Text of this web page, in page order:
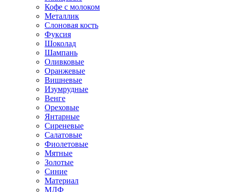
Кофе с молоком
Металлик
Слоновая кость
Фуксия
Шоколад
Шампань
Оливковые
Оранжевые
Вишневые
Изумрудные
Венге
Ореховые
Янтарные
Сиреневые
Салатовые
Фиолетовые
Мятные
Золотые
Синие
Материал
МДФ